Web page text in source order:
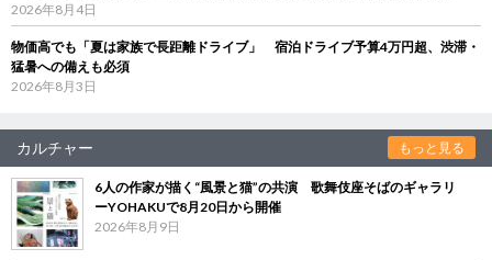
2026年8月4日
物価高でも「夏は家族で長距離ドライブ」 宿泊ドライブ予算4万円超、渋滞・
猛暑への備えも必須
2026年8月3日
カルチャー もっと見る
6人の作家が描く“風景と猫”の共演 歌舞伎座そばのギャラリ
ーYOHAKUで8月20日から開催
2026年8月9日